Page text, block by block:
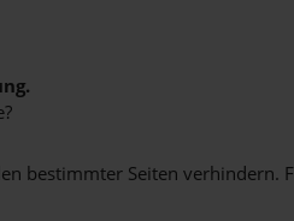
bestimmter Seiten